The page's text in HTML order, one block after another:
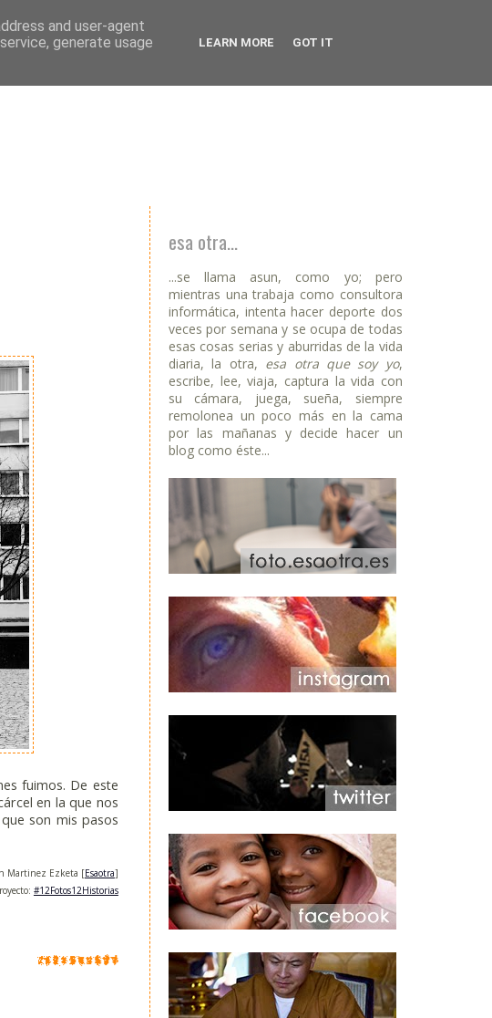
fuimos. De este
en la que nos
son mis pasos
Martinez Ezketa [Esaotra]
#12Fotos12Historias
esa otra...
...se llama asun, como yo; pero
mientras una trabaja como consultora
informática, intenta hacer deporte dos
veces por semana y se ocupa de todas
esas cosas serias y aburridas de la vida
diaria, la otra, esa otra que soy yo,
escribe, lee, viaja, captura la vida con
su cámara, juega, sueña, siempre
remolonea un poco más en la cama
por las mañanas y decide hacer un
blog como éste...
and user-agent
generate usage
LEARN MORE GOT IT